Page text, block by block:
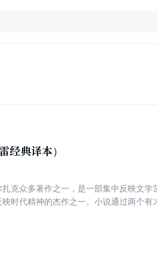
经典译本）
扎克众多著作之一，是一部集中反映文
时代精神的杰作之一。小说通过两个